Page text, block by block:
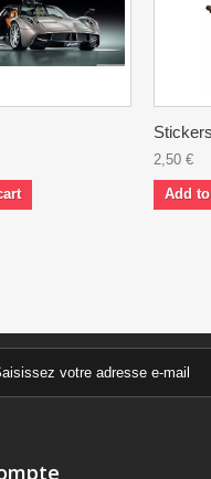
2,50 €
Add